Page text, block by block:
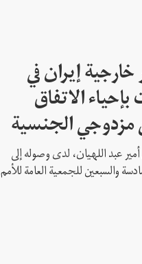
إيران في
الاتفاق
مزدوجي الجنسية
عبد اللهيان، لدى وصوله إلى
والسبعين للجمعية العامة للأمم